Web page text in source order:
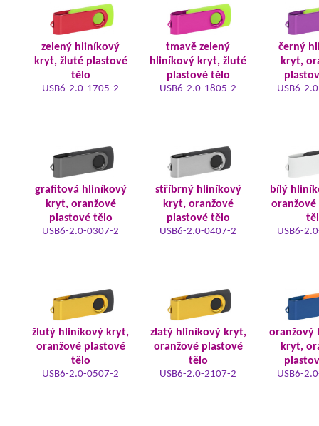
zelený hliníkový
kryt, žluté plastové
tělo
USB6-2.0-1705-2
tmavě zelený
hliníkový kryt, žluté
plastové tělo
USB6-2.0-1805-2
černý
kryt,
USB6-
grafitová hliníkový
kryt, oranžové
plastové tělo
USB6-2.0-0307-2
stříbrný hliníkový
kryt, oranžové
plastové tělo
USB6-2.0-0407-2
bílý
oranžové
USB6-
žlutý hliníkový kryt,
oranžové plastové
tělo
USB6-2.0-0507-2
zlatý hliníkový kryt,
oranžové plastové
tělo
USB6-2.0-2107-2
oranžový
kryt,
USB6-